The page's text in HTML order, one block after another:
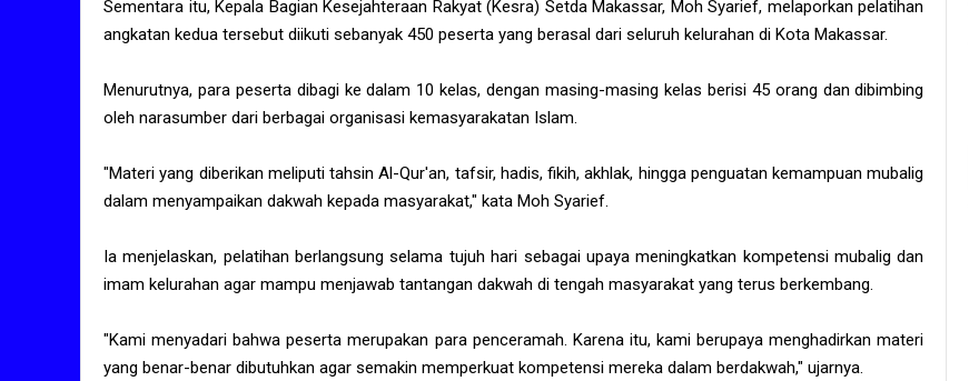
Sementara itu, Kepala Bagian Kesejahteraan Rakyat (Kesra) Setda Makassar, Moh Syarief, melaporkan pelatihan
angkatan kedua tersebut diikuti sebanyak 450 peserta yang berasal dari seluruh kelurahan di Kota Makassar.
Menurutnya, para peserta dibagi ke dalam 10 kelas, dengan masing-masing kelas berisi 45 orang dan dibimbing
oleh narasumber dari berbagai organisasi kemasyarakatan Islam.
"Materi yang diberikan meliputi tahsin Al-Qur'an, tafsir, hadis, fikih, akhlak, hingga penguatan kemampuan mubalig
dalam menyampaikan dakwah kepada masyarakat," kata Moh Syarief.
Ia menjelaskan, pelatihan berlangsung selama tujuh hari sebagai upaya meningkatkan kompetensi mubalig dan
imam kelurahan agar mampu menjawab tantangan dakwah di tengah masyarakat yang terus berkembang.
"Kami menyadari bahwa peserta merupakan para penceramah. Karena itu, kami berupaya menghadirkan materi
yang benar-benar dibutuhkan agar semakin memperkuat kompetensi mereka dalam berdakwah," ujarnya.